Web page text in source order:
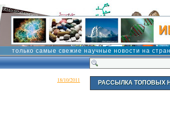
только самые свежие научные новости на
18/10/2011 РАССЫЛКА ТОПОВЫХ